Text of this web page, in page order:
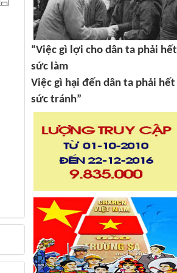
“Việc gì lợi cho dân ta phải hết
sức làm
Việc gì hại đến dân ta phải hết
sức tránh”